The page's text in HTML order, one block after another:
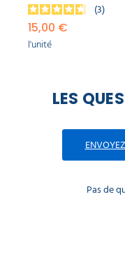
3
15,00 €
l'unité
LES
Pas de